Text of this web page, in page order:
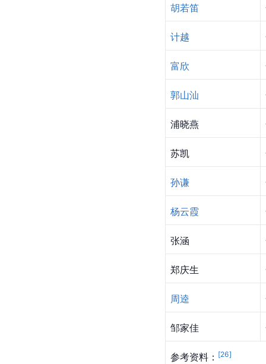
胡若笛
计越
富欣
郭山汕
浦晓燕
苏凯
孙谦
杨云霞
张涵
郑庆生
周逵
邹家佳
参考资料： [26]